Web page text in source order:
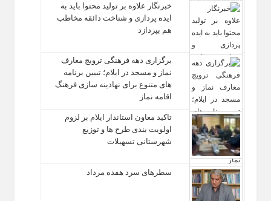
خبرنگار علاوه بر تولید محتوا باید به
ایده‌ پردازی و شناخت ذائقه مخاطب
هم بپردازد
برگزاری دهه فرهنگی ترویج معارف
نماز و مسجد در ایلام؛ تبیین برنامه‌
های متنوع برای نهادینه‌ سازی فرهنگ
اقامه نماز
تاکید معاون استاندار ایلام بر لزوم
اولویت‌ بندی طرح‌ ها و توزیع
شهرستانی تسهیلات
سطرهای سرد هفده مرداد